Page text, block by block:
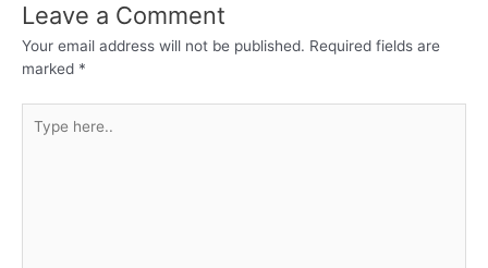
Leave a Comment
Your email address will not be published. Required fields are
marked *